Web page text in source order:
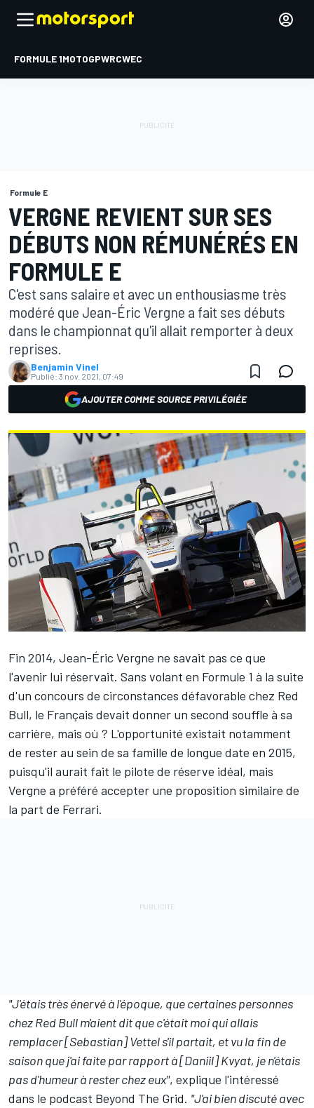
FORMULE 1MOTOGPWRCWEC
Formule E
VERGNE REVIENT SUR SES
DÉBUTS NON RÉMUNÉRÉS EN
FORMULE E
C'est sans salaire et avec un enthousiasme très
modéré que Jean-Éric Vergne a fait ses débuts
dans le championnat qu'il allait remporter à deux
reprises.
Benjamin Vinel
Publié: 3 nov. 2021, 07:49
AJOUTER COMME SOURCE PRIVILÉGIÉE
Fin 2014, Jean-Éric Vergne ne savait pas ce que
l'avenir lui réservait. Sans volant en Formule 1 à la suite
d'un concours de circonstances défavorable chez Red
Bull, le Français devait donner un second souffle à sa
carrière, mais où ? L'opportunité existait notamment
de rester au sein de sa famille de longue date en 2015,
puisqu'il aurait fait le pilote de réserve idéal, mais
Vergne a préféré accepter une proposition similaire de
la part de Ferrari.
"J'étais très énervé à l'époque, que certaines personnes
chez Red Bullm'aient dit que c'était moi qui allais
remplacer [Sebastian] Vettels'il partait, et vu la fin de
saison que j'ai faite par rapport à [Daniil] Kvyat, je n'étais
pas d'humeur à rester chez eux", explique l'intéressé
dans le podcast Beyond The Grid. "J'ai bien discuté avec